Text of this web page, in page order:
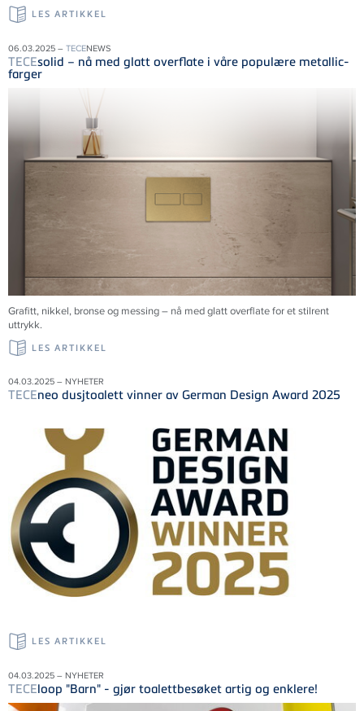
LES ARTIKKEL
06.03.2025 – TECENEWS
TECEsolid – nå med glatt overflate i våre populære metallic-
farger
Grafitt, nikkel, bronse og messing – nå med glatt overflate for et stilrent
uttrykk.
LES ARTIKKEL
04.03.2025 – NYHETER
TECEneo dusjtoalett vinner av German Design Award 2025
LES ARTIKKEL
04.03.2025 – NYHETER
TECEloop "Barn" - gjør toalettbesøket artig og enklere!